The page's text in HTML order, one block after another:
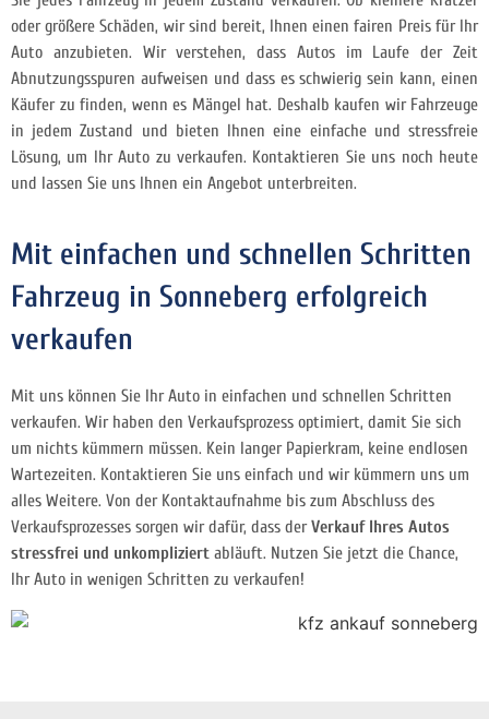
oder größere Schäden, wir sind bereit, Ihnen einen fairen Preis für Ihr
Auto anzubieten. Wir verstehen, dass Autos im Laufe der Zeit
Abnutzungsspuren aufweisen und dass es schwierig sein kann, einen
Käufer zu finden, wenn es Mängel hat. Deshalb kaufen wir Fahrzeuge
in jedem Zustand und bieten Ihnen eine einfache und stressfreie
Lösung, um Ihr Auto zu verkaufen. Kontaktieren Sie uns noch heute
und lassen Sie uns Ihnen ein Angebot unterbreiten.
Mit einfachen und schnellen Schritten
Fahrzeug in Sonneberg erfolgreich
verkaufen
Mit uns können Sie Ihr Auto in einfachen und schnellen Schritten
verkaufen. Wir haben den Verkaufsprozess optimiert, damit Sie sich
um nichts kümmern müssen. Kein langer Papierkram, keine endlosen
Wartezeiten. Kontaktieren Sie uns einfach und wir kümmern uns um
alles Weitere. Von der Kontaktaufnahme bis zum Abschluss des
Verkaufsprozesses sorgen wir dafür, dass derVerkauf Ihres Autos
stressfrei und unkompliziert abläuft. Nutzen Sie jetzt die Chance,
Ihr Auto in wenigen Schritten zu verkaufen!